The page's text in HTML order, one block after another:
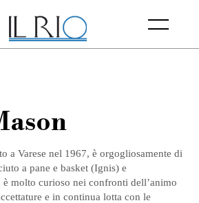
Menu
a Varese nel 1967, è orgogliosamente di
a pane e basket (Ignis) e
è molto curioso nei confronti dell’animo
e in continua lotta con le